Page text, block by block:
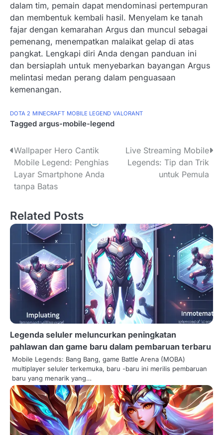
dalam tim, pemain dapat mendominasi pertempuran
dan membentuk kembali hasil. Menyelam ke tanah
fajar dengan kemarahan Argus dan muncul sebagai
pemenang, menempatkan malaikat gelap di atas
pangkat. Lengkapi diri Anda dengan panduan ini
dan bersiaplah untuk menyebarkan bayangan Argus
melintasi medan perang dalam penguasaan
kemenangan.
DOTA 2 MINECRAFT MOBILE LEGEND VALORANT
Tagged argus-mobile-legend
P
o
s
n
a
v
g
a
t
i
o
n
Wallpaper Hero Cantik
Mobile Legend: Penghias
Layar Smartphone Anda
tanpa Batas
Live Streaming Mobile
Legends: Tip dan Trik
untuk Pemula
Related Posts
Legenda seluler meluncurkan peningkatan
pahlawan dan game baru dalam pembaruan terbaru
Mobile Legends: Bang Bang, game Battle Arena (MOBA)
multiplayer seluler terkemuka, baru -baru ini merilis pembaruan
baru yang menarik yang…